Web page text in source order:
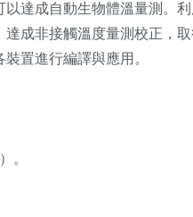
達成自動生物體溫量測。
成非接觸溫度量測校正，
置進行編譯與應用。
。